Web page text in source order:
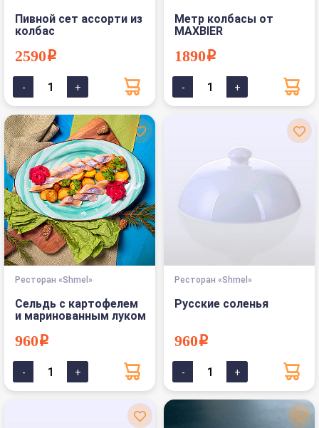
Пивной сет ассорти из
колбас
2590i
Метр колбасы от
MAXBIER
1890i
Ресторан «Shmel»
Сельдь с картофелем
и маринованным луком
960i
Ресторан «Shmel»
Русские соленья
960i